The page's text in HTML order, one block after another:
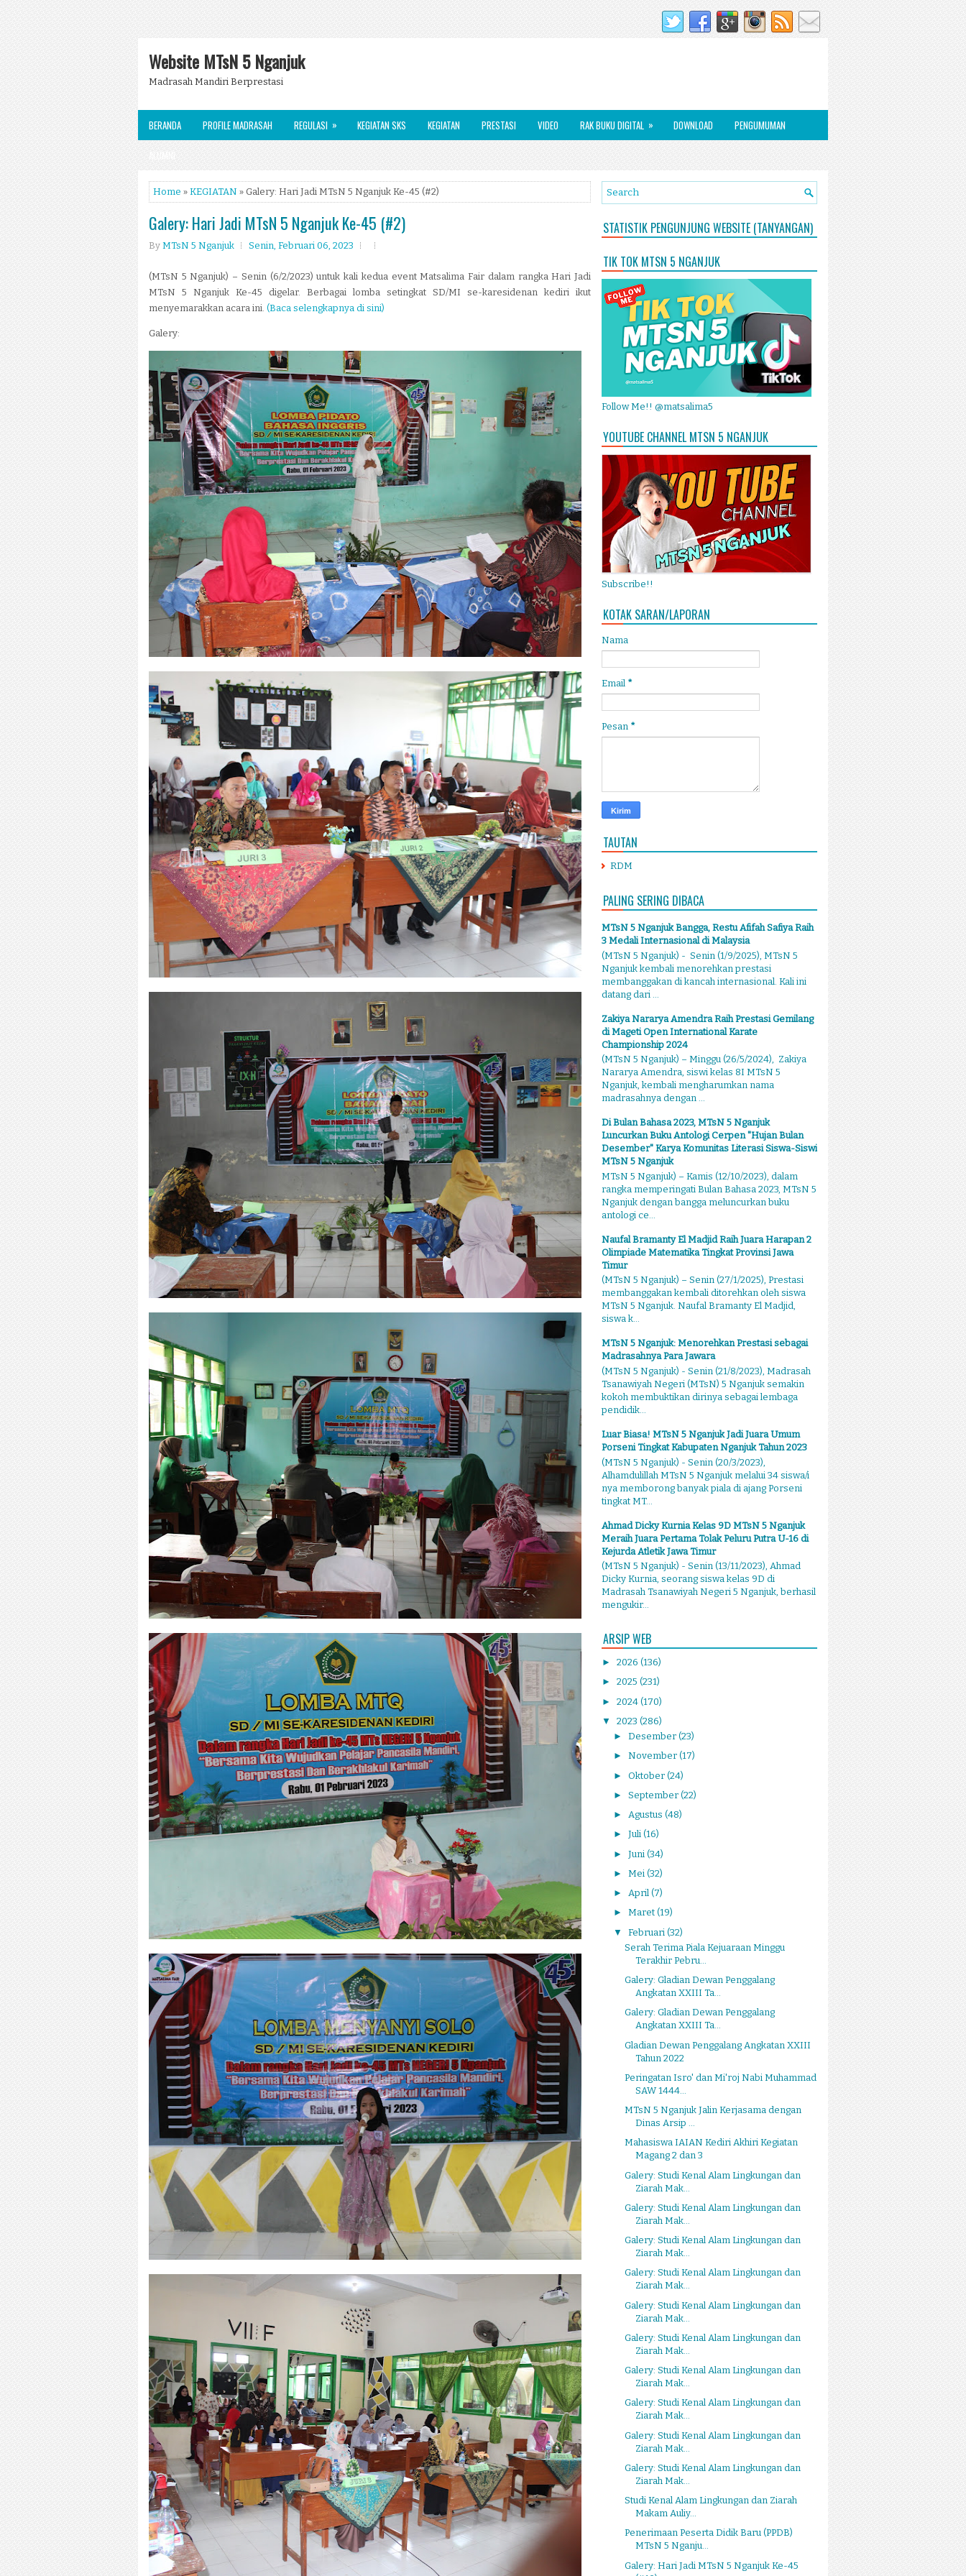
Website MTsN 5 Nganjuk
Madrasah Mandiri Berprestasi
BERANDA PROFILE MADRASAH REGULASI » KEGIATAN SKS KEGIATAN PRESTASI VIDEO RAK BUKU DIGITAL » DOWNLOAD PENGUMUMAN
ALUMNI
Home » KEGIATAN » Galery: Hari Jadi MTsN 5 Nganjuk Ke-45 (#2)
Galery: Hari Jadi MTsN 5 Nganjuk Ke-45 (#2)
By MTsN 5 Nganjuk Senin, Februari 06, 2023
(MTsN 5 Nganjuk) – Senin (6/2/2023) untuk kali kedua event Matsalima Fair dalam rangka Hari Jadi
MTsN 5 Nganjuk Ke-45 digelar. Berbagai lomba setingkat SD/MI se-karesidenan kediri ikut
menyemarakkan acara ini. (Baca selengkapnya di sini)
Galery:
STATISTIK PENGUNJUNG WEBSITE (TANYANGAN)
TIK TOK MTSN 5 NGANJUK
Follow Me!! @matsalima5
YOUTUBE CHANNEL MTSN 5 NGANJUK
Subscribe!!
KOTAK SARAN/LAPORAN
Nama
Email *
Pesan *
TAUTAN
RDM
PALING SERING DIBACA
MTsN 5 Nganjuk Bangga, Restu Afifah Safiya Raih
3 Medali Internasional di Malaysia
(MTsN 5 Nganjuk) - Senin (1/9/2025), MTsN 5
Nganjuk kembali menorehkan prestasi
membanggakan di kancah internasional. Kali ini
datang dari ...
Zakiya Nararya Amendra Raih Prestasi Gemilang
di Mageti Open International Karate
Championship 2024
(MTsN 5 Nganjuk) – Minggu (26/5/2024), Zakiya
Nararya Amendra, siswi kelas 8I MTsN 5
Nganjuk, kembali mengharumkan nama
madrasahnya dengan ...
Di Bulan Bahasa 2023, MTsN 5 Nganjuk
Luncurkan Buku Antologi Cerpen "Hujan Bulan
Desember" Karya Komunitas Literasi Siswa-Siswi
MTsN 5 Nganjuk
MTsN 5 Nganjuk) – Kamis (12/10/2023), dalam
rangka memperingati Bulan Bahasa 2023, MTsN 5
Nganjuk dengan bangga meluncurkan buku
antologi ce...
Naufal Bramanty El Madjid Raih Juara Harapan 2
Olimpiade Matematika Tingkat Provinsi Jawa
Timur
(MTsN 5 Nganjuk) – Senin (27/1/2025), Prestasi
membanggakan kembali ditorehkan oleh siswa
MTsN 5 Nganjuk. Naufal Bramanty El Madjid,
siswa k...
MTsN 5 Nganjuk: Menorehkan Prestasi sebagai
Madrasahnya Para Jawara
(MTsN 5 Nganjuk) - Senin (21/8/2023), Madrasah
Tsanawiyah Negeri (MTsN) 5 Nganjuk semakin
kokoh membuktikan dirinya sebagai lembaga
pendidik...
Luar Biasa! MTsN 5 Nganjuk Jadi Juara Umum
Porseni Tingkat Kabupaten Nganjuk Tahun 2023
(MTsN 5 Nganjuk) - Senin (20/3/2023),
Alhamdulillah MTsN 5 Nganjuk melalui 34 siswa/i
nya memborong banyak piala di ajang Porseni
tingkat MT...
Ahmad Dicky Kurnia Kelas 9D MTsN 5 Nganjuk
Meraih Juara Pertama Tolak Peluru Putra U-16 di
Kejurda Atletik Jawa Timur
(MTsN 5 Nganjuk) - Senin (13/11/2023), Ahmad
Dicky Kurnia, seorang siswa kelas 9D di
Madrasah Tsanawiyah Negeri 5 Nganjuk, berhasil
mengukir...
ARSIP WEB
► 2026 (136)
► 2025 (231)
► 2024 (170)
▼ 2023 (286)
► Desember (23)
► November (17)
► Oktober (24)
► September (22)
► Agustus (48)
► Juli (16)
► Juni (34)
► Mei (32)
► April (7)
► Maret (19)
▼ Februari (32)
Serah Terima Piala Kejuaraan Minggu
Terakhir Pebru...
Galery: Gladian Dewan Penggalang
Angkatan XXIII Ta...
Galery: Gladian Dewan Penggalang
Angkatan XXIII Ta...
Gladian Dewan Penggalang Angkatan XXIII
Tahun 2022
Peringatan Isro' dan Mi'roj Nabi Muhammad
SAW 1444...
MTsN 5 Nganjuk Jalin Kerjasama dengan
Dinas Arsip ...
Mahasiswa IAIAN Kediri Akhiri Kegiatan
Magang 2 dan 3
Galery: Studi Kenal Alam Lingkungan dan
Ziarah Mak...
Galery: Studi Kenal Alam Lingkungan dan
Ziarah Mak...
Galery: Studi Kenal Alam Lingkungan dan
Ziarah Mak...
Galery: Studi Kenal Alam Lingkungan dan
Ziarah Mak...
Galery: Studi Kenal Alam Lingkungan dan
Ziarah Mak...
Galery: Studi Kenal Alam Lingkungan dan
Ziarah Mak...
Galery: Studi Kenal Alam Lingkungan dan
Ziarah Mak...
Galery: Studi Kenal Alam Lingkungan dan
Ziarah Mak...
Galery: Studi Kenal Alam Lingkungan dan
Ziarah Mak...
Galery: Studi Kenal Alam Lingkungan dan
Ziarah Mak...
Studi Kenal Alam Lingkungan dan Ziarah
Makam Auliy...
Penerimaan Peserta Didik Baru (PPDB)
MTsN 5 Nganju...
Galery: Hari Jadi MTsN 5 Nganjuk Ke-45